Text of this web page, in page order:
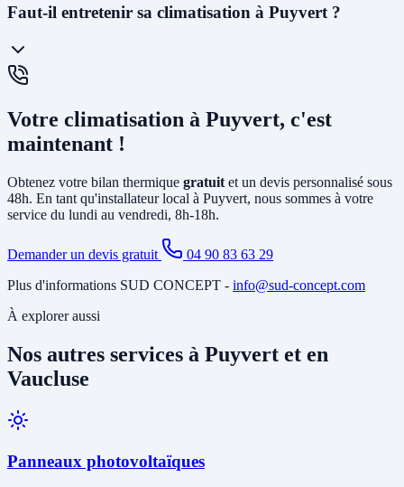
LaPAC air-air(climatisation réversible) souffle directement de l'air
chaud ou froid via des unités murales. Elle est idéale pour le
circuit de chauffage (radiateurs ou plancher chauffant) et peut aussi
produire votre eau chaude sanitaire. Elle remplace avantageusement
une chaudière gaz ou fioul et est éligible à MaPrimeRénov'.
Faut-il entretenir sa climatisation à Puyvert ?
Oui, un
proposons descontrats de maintenanceà Puyvert incluant le
nettoyage des filtres, la vérification du circuit frigorifique, le contrôle
des performances et la recharge éventuelle du fluide.
Votre climatisation à Puyvert, c'est
maintenant !
Obtenez votre bilan thermique gratuit et un devis personnalisé sous
48h. En tant qu'installateur local à Puyvert, nous sommes à votre
service du lundi au vendredi, 8h-18h.
Demander un devis gratuit
04 90 83 63 29
Plus d'informations SUD CONCEPT - info@sud-concept.com
À explorer aussi
Nos autres services à Puyvert et en
Vaucluse
Panneaux photovoltaïques